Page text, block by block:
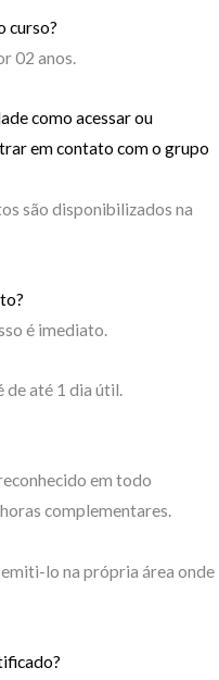
curso?
02 anos.
como acessar ou
em contato com o grupo
são disponibilizados na
é imediato.
de até 1 dia útil.
em todo
complementares.
lo na própria área onde